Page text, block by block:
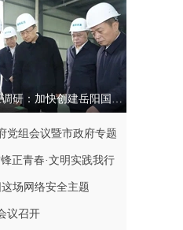
谢卫江在屈原管理区调研：加快创建岳阳国家农业高新技术产业示范区
党组会议暨市政府专题
锋正青春·文明实践我行
这场网络安全主题
议召开